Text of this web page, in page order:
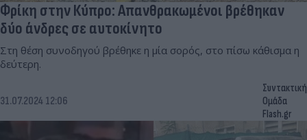
Φρίκη στην Κύπρο: Απανθρακωμένοι βρέθηκαν
δύο άνδρες σε αυτοκίνητο
Στη θέση συνοδηγού βρέθηκε η μία σορός, στο πίσω κάθισμα η
δεύτερη.
31.07.2024 12:06
Συντακτική
Ομάδα
Flash.gr